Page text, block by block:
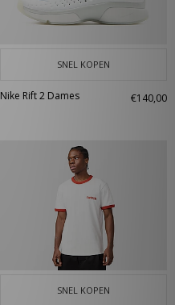
SNEL KOPEN
Nike Rift 2 Dames €140,00
SNEL KOPEN